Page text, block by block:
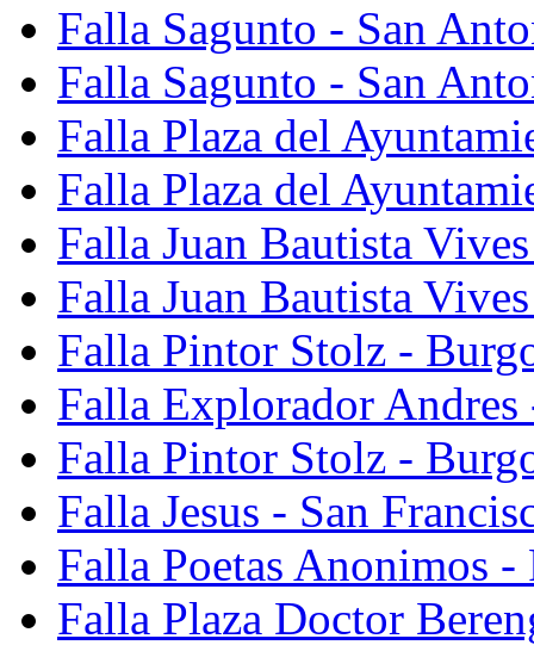
Falla Sagunto - San
Falla Sagunto - San
Falla Plaza del
Falla Plaza del
Falla Juan Bautista
Falla Juan Bautista
Falla Pintor Stolz -
Falla Explorador Andres
Falla Pintor Stolz -
Falla Jesus - San
Falla Poetas Anonimos
Falla Plaza Doctor